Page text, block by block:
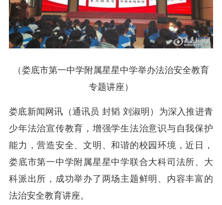
（娄底市第一中学附属星星中学举办法治安全教育
专题讲座）
娄底新闻网讯（通讯员 封韬 刘淑明）为深入推进青
少年法治宣传教育，增强学生法治意识与自我保护
能力，营造安全、文明、和谐的校园环境，近日，
娄底市第一中学附属星星中学联合大科司法所、大
科派出所，成功举办了两场主题鲜明、内容丰富的
法治安全教育讲座。